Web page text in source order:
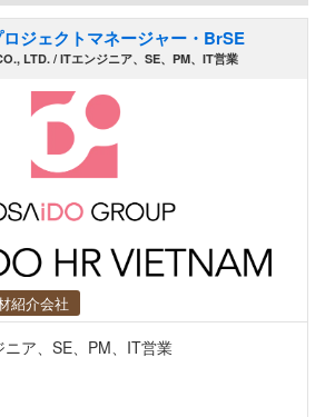
ョン・品質管理: 日々の業務運用、シフト
果物がSLA（サービスレベル合意）やKP
準を満たしているかの確認・レビューを
エスカレーション対応: 日本語ネイティブ
文化理解が必要な難易度の高い案件や、
ブルに対応する。 2. Webコンテンツ
ライアント対応 - Webコンテンツ管理: ク
トのガイドラインや品質基準に基づき、
新されるよう監督する。 - レポート・
運用パフォーマンス（日次・週次・月
）をモニタリング・分析し、日系クライ
よび社内ステークホルダーへ報告・提案
特定し、運用マニュアルや手順書を継
ロジェクトマネージャー・BrSE
LTD. / ITエンジニア、SE、PM、IT営業
紹介会社
ニア、SE、PM、IT営業